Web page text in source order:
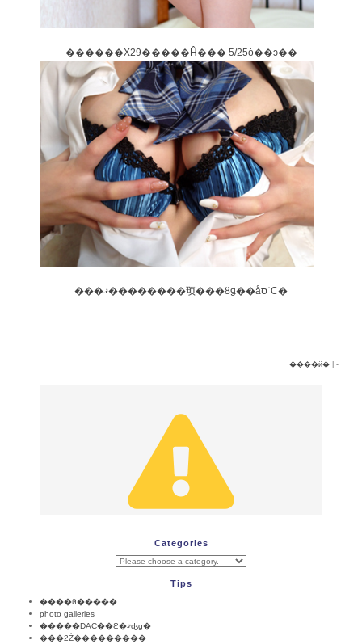
������X29�����Ĥ��� 5/25ȯ��ͽ��
���ޤ��������顼���ȣǥ��åסʾС�
����ӥ� | -
Categories
Tips
����ӥ�����
photo galleries
�����DAC��ϩ�ޤʤɡ�
���ƻŻ���������